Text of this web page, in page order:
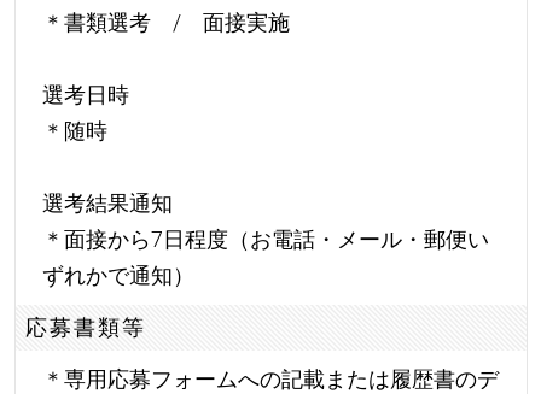
＊書類選考 / 面接実施
選考日時
＊随時
選考結果通知
＊面接から7日程度（お電話・メール・郵便い
ずれかで通知）
応募書類等
＊専用応募フォームへの記載または履歴書のデ